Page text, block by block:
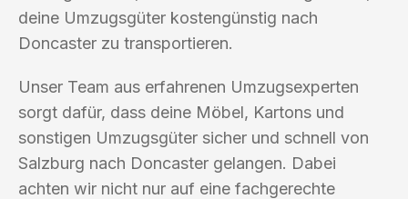
deine Umzugsgüter kostengünstig nach
Doncaster zu transportieren.
Unser Team aus erfahrenen Umzugsexperten
sorgt dafür, dass deine Möbel, Kartons und
sonstigen Umzugsgüter sicher und schnell von
Salzburg nach Doncaster gelangen. Dabei
achten wir nicht nur auf eine fachgerechte